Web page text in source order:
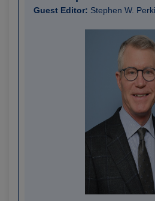
Guest Editor: Stephen W.